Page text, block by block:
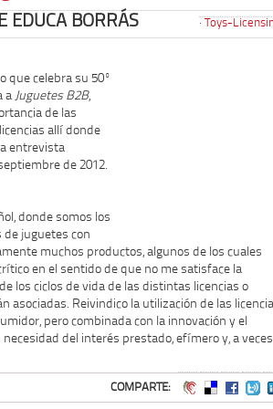
EDUCA BORRÁS Toys-
que celebra su 50º
a Juguetes B2B,
de las
allí donde
entrevista
de 2012.
donde somos los
juguetes con
muchos productos, algunos de los cuales
en el sentido de que no me satisface la
los ciclos de vida de las distintas licencias o
asociadas. Reivindico la utilización de las
pero combinada con la innovación y el
del interés prestado, efímero y, a
COMPARTE: